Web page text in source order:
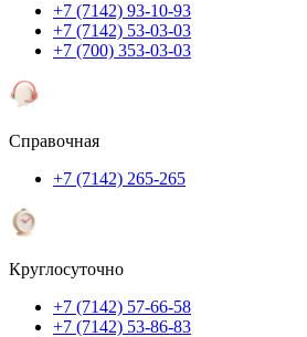
+7 (7142) 93-10-93
+7 (7142) 53-03-03
+7 (700) 353-03-03
Справочная
+7 (7142) 265-265
Круглосуточно
+7 (7142) 57-66-58
+7 (7142) 53-86-83